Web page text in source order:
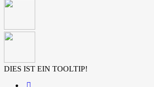
DIES IST EIN TOOLTIP!